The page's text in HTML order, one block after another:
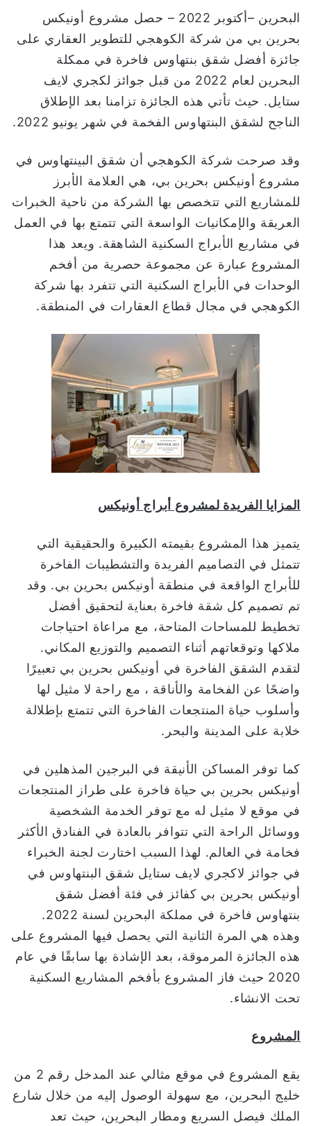
البحرين –أكتوبر 2022 – حصل مشروع أونيكس
بحرين بي من شركة الكوهجي للتطوير العقاري على
جائزة أفضل شقق بنتهاوس فاخرة في ممكلة
البحرين لعام 2022 من قبل جوائز لكجري لايف
ستايل. حيث تأتي هذه الجائزة تزامنا بعد الإطلاق
الناجح لشقق البنتهاوس الفخمة في شهر يونيو 2022.
وقد صرحت شركة الكوهجي أن شقق البينتهاوس في
مشروع أونيكس بحرين بي، هي العلامة الأبرز
للمشاريع التي تتخصص بها الشركة من ناحية الخبرات
العريقة والإمكانيات الواسعة التي تتمتع بها في العمل
في مشاريع الأبراج السكنية الشاهقة. ويعد هذا
المشروع عبارة عن مجموعة حصرية من أفخم
الوحدات في الأبراج السكنية التي تتفرد بها شركة
الكوهجي في مجال قطاع العقارات في المنطقة.
المزايا الفريدة لمشروع أبراج أونيكس
يتميز هذا المشروع بقيمته الكبيرة والحقيقية التي
تتمثل في التصاميم الفريدة والتشطيبات الفاخرة
للأبراج الواقعة في منطقة أونيكس بحرين بي. وقد
تم تصميم كل شقة فاخرة بعناية لتحقيق أفضل
تخطيط للمساحات المتاحة، مع مراعاة احتياجات
ملاكها وتوقعاتهم أثناء التصميم والتوزيع المكاني.
لتقدم الشقق الفاخرة في أونيكس بحرين بي تعبيرًا
واضحًا عن الفخامة والأناقة ، مع راحة لا مثيل لها
وأسلوب حياة المنتجعات الفاخرة التي تتمتع بإطلالة
خلابة على المدينة والبحر.
كما توفر المساكن الأنيقة في البرجين المذهلين في
أونيكس بحرين بي حياة فاخرة على طراز المنتجعات
في موقع لا مثيل له مع توفر الخدمة الشخصية
ووسائل الراحة التي تتوافر بالعادة في الفنادق الأكثر
فخامة في العالم. لهذا السبب اختارت لجنة الخبراء
في جوائز لاكجري لايف ستايل شقق البنتهاوس في
أونيكس بحرين بي كفائز في فئة أفضل شقق
بنتهاوس فاخرة في مملكة البحرين لسنة 2022.
وهذه هي المرة الثانية التي يحصل فيها المشروع على
هذه الجائزة المرموقة، بعد الإشادة بها سابقًا في عام
2020 حيث فاز المشروع بأفخم المشاريع السكنية
تحت الانشاء.
المشروع
يقع المشروع في موقع مثالي عند المدخل رقم 2 من
خليج البحرين، مع سهولة الوصول إليه من خلال شارع
الملك فيصل السريع ومطار البحرين، حيث تعد